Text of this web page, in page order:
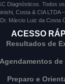
Diagnósticos. Todos
Costa & CIA LTDA
Márcio Luiz da Costa
ACESSO
Resultados de
Agendamentos de
Preparo e